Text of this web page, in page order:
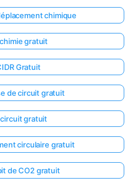
chimique
gratuit
Gratuit
de circuit gratuit
gratuit
circulaire gratuit
de CO2 gratuit